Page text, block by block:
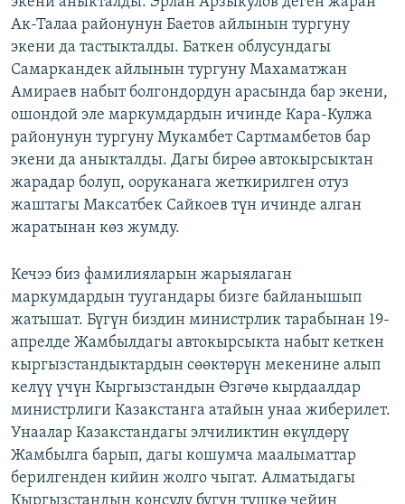
Ак-Талаа районунун Баетов айлынын тургуну
экени да тастыкталды. Баткен облусундагы
Самаркандек айлынын тургуну Махаматжан
Амираев набыт болгондордун арасында бар экени,
ошондой эле маркумдардын ичинде Кара-Кулжа
районунун тургуну Мукамбет Сартмамбетов бар
экени да аныкталды. Дагы бирөө автокырсыктан
жарадар болуп, ооруканага жеткирилген отуз
жаштагы Максатбек Сайкоев түн ичинде алган
жаратынан көз жумду.
Кечээ биз фамилияларын жарыялаган
маркумдардын туугандары бизге байланышып
жатышат. Бүгүн биздин министрлик тарабынан 19-
апрелде Жамбылдагы автокырсыкта набыт кеткен
кыргызстандыктардын сөөктөрүн мекенине алып
келүү үчүн Кыргызстандын Өзгөчө кырдаалдар
министрлиги Казакстанга атайын унаа жиберилет.
Унаалар Казакстандагы элчиликтин өкүлдөрү
Жамбылга барып, дагы кошумча маалыматтар
берилгенден кийин жолго чыгат. Алматыдагы